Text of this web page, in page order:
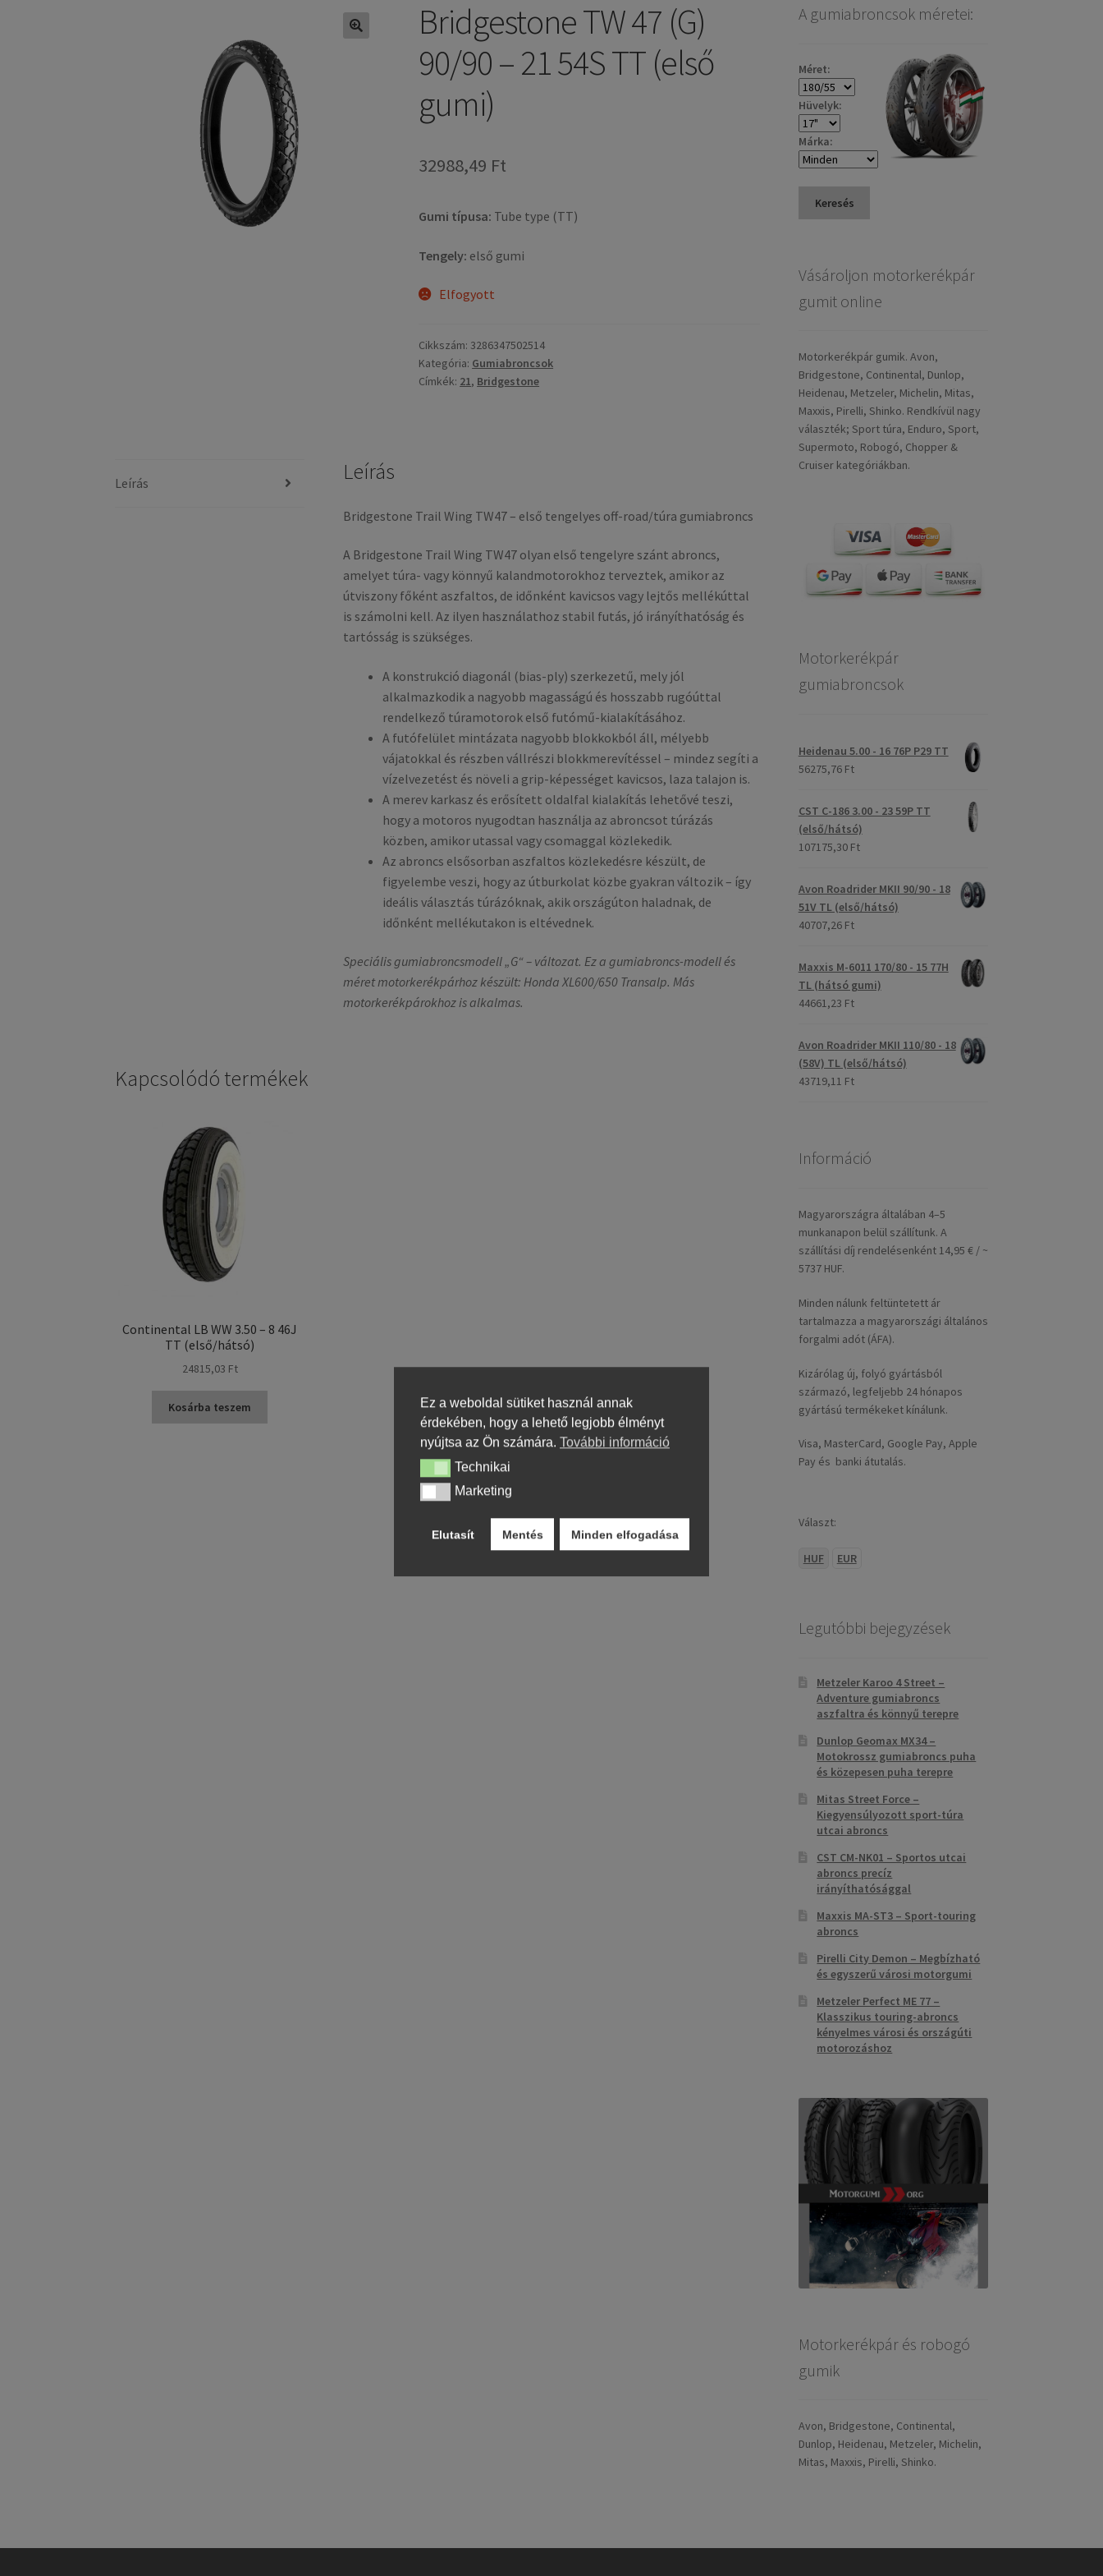
Bridgestone TW 47 (G)
90/90 – 21 54S TT (első
gumi)
32988,49 Ft
Gumi típusa: Tube type (TT)
Tengely: első gumi
Elfogyott
Cikkszám: 3286347502514
Kategória: Gumiabroncsok
Címkék: 21, Bridgestone
Leírás Leírás
Bridgestone Trail Wing TW47 – első tengelyes off-road/túra gumiabroncs
A Bridgestone Trail Wing TW47 olyan első tengelyre szánt abroncs,
amelyet túra- vagy könnyű kalandmotorokhoz terveztek, amikor az
útviszony főként aszfaltos, de időnként kavicsos vagy lejtős mellékúttal
is számolni kell. Az ilyen használathoz stabil futás, jó irányíthatóság és
tartósság is szükséges.
A konstrukció diagonál (bias-ply) szerkezetű, mely jól
alkalmazkodik a nagyobb magasságú és hosszabb rugóúttal
rendelkező túramotorok első futómű-kialakításához.
A futófelület mintázata nagyobb blokkokból áll, mélyebb
vájatokkal és részben vállrészi blokkmerevítéssel – mindez segíti a
vízelvezetést és növeli a grip-képességet kavicsos, laza talajon is.
A merev karkasz és erősített oldalfal kialakítás lehetővé teszi,
hogy a motoros nyugodtan használja az abroncsot túrázás
közben, amikor utassal vagy csomaggal közlekedik.
Az abroncs elsősorban aszfaltos közlekedésre készült, de
figyelembe veszi, hogy az útburkolat közbe gyakran változik – így
ideális választás túrázóknak, akik országúton haladnak, de
időnként mellékutakon is eltévednek.
Speciális gumiabroncsmodell „G“ – változat. Ez a gumiabroncs-modell és
méret motorkerékpárhoz készült: Honda XL600/650 Transalp. Más
motorkerékpárokhoz is alkalmas.
Kapcsolódó termékek
Continental LB WW 3.50 – 8 46J
TT (első/hátsó)
24815,03 Ft
Kosárba teszem
A gumiabroncsok méretei:
Méret:
Hüvelyk:
Márka:
Keresés
Vásároljon motorkerékpár
gumit online
Motorkerékpár gumik. Avon,
Bridgestone, Continental, Dunlop,
Heidenau, Metzeler, Michelin, Mitas,
Maxxis, Pirelli, Shinko. Rendkívül nagy
választék; Sport túra, Enduro, Sport,
Supermoto, Robogó, Chopper &
Cruiser kategóriákban.
Motorkerékpár
gumiabroncsok
Heidenau 5.00 - 16 76P P29 TT
56275,76 Ft
CST C-186 3.00 - 23 59P TT
(első/hátsó)
107175,30 Ft
Avon Roadrider MKII 90/90 - 18
51V TL (első/hátsó)
40707,26 Ft
Maxxis M-6011 170/80 - 15 77H
TL (hátsó gumi)
44661,23 Ft
Avon Roadrider MKII 110/80 - 18
(58V) TL (első/hátsó)
43719,11 Ft
Információ
Magyarországra általában 4–5
munkanapon belül szállítunk. A
szállítási díj rendelésenként 14,95 € / ~
5737 HUF.
Minden nálunk feltüntetett ár
tartalmazza a magyarországi általános
forgalmi adót (ÁFA).
Kizárólag új, folyó gyártásból
származó, legfeljebb 24 hónapos
gyártású termékeket kínálunk.
Visa, MasterCard, Google Pay, Apple
Pay és banki átutalás.
Választ:
HUF EUR
Legutóbbi bejegyzések
Metzeler Karoo 4 Street –
Adventure gumiabroncs
aszfaltra és könnyű terepre
Dunlop Geomax MX34 –
Motokrossz gumiabroncs puha
és közepesen puha terepre
Mitas Street Force –
Kiegyensúlyozott sport-túra
utcai abroncs
CST CM-NK01 – Sportos utcai
abroncs precíz
irányíthatósággal
Maxxis MA-ST3 – Sport-touring
abroncs
Pirelli City Demon – Megbízható
és egyszerű városi motorgumi
Metzeler Perfect ME 77 –
Klasszikus touring-abroncs
kényelmes városi és országúti
motorozáshoz
Motorkerékpár és robogó
gumik
Avon, Bridgestone, Continental,
Dunlop, Heidenau, Metzeler, Michelin,
Mitas, Maxxis, Pirelli, Shinko.
Ez a weboldal sütiket használ annak
érdekében, hogy a lehető legjobb élményt
nyújtsa az Ön számára. További információ
TechnikaiTechnikai
MarketingMarketing
Elutasít Mentés Minden elfogadása